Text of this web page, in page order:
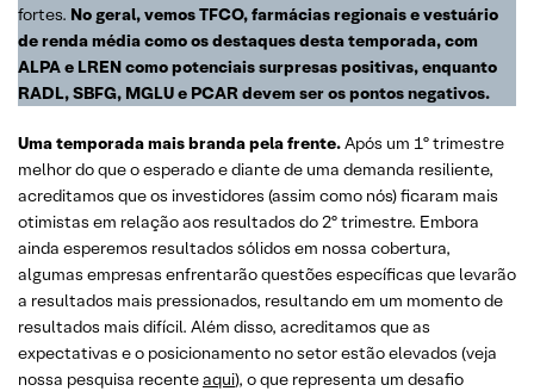
fortes. No geral, vemos TFCO, farmácias regionais e vestuário
de renda média como os destaques desta temporada, com
ALPA e LREN como potenciais surpresas positivas, enquanto
RADL, SBFG, MGLU e PCAR devem ser os pontos negativos.
Uma temporada mais branda pela frente.Após um 1º trimestre
melhor do que o esperado e diante de uma demanda resiliente,
acreditamos que os investidores (assim como nós) ficaram mais
otimistas em relação aos resultados do 2º trimestre. Embora
ainda esperemos resultados sólidos em nossa cobertura,
algumas empresas enfrentarão questões específicas que levarão
a resultados mais pressionados, resultando em um momento de
resultados mais difícil. Além disso, acreditamos que as
expectativas e o posicionamento no setor estão elevados (veja
nossa pesquisa recenteaqui), o que representa um desafio